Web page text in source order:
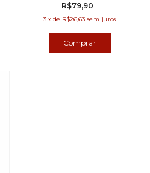
R$79,90
3 xde R$26,63 sem juros